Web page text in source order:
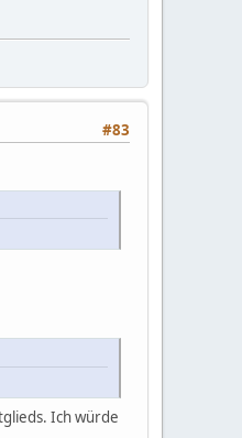
#83
Ich würde